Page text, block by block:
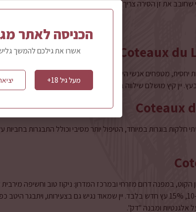
את זן הסירה צריך להכיר. השאר – בפרטים.
מטפחים אנשי היקב גאמאי מגפנים בוגרות. זהו יין חסר
קיץ מושלם שילווה בחן נתחים של בשר קר וגבינות קשות.
Coteaux
בוגרות במיוחד, הטיפול יותר מסיבי וכולל התבגרות בחביות
השאר ויונייה שגדל בכרם, גיל הגפנים 10-60, 15% עץ חדש בלבד. יין שמאוד נגיש גם בצעירותו,
אלגנטיות ומבנה "דק".
הכניסה לאתר מגיל
אשרו את גילכם להמשך
מעל גיל 18+